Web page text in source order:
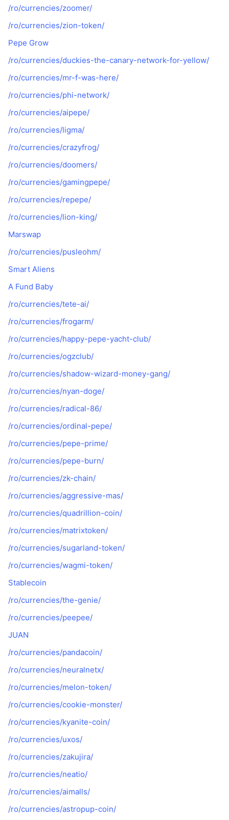
/ro/currencies/zoomer/
/ro/currencies/zion-token/
Pepe Grow
/ro/currencies/duckies-the-canary-network-for-yellow/
/ro/currencies/mr-f-was-here/
/ro/currencies/phi-network/
/ro/currencies/aipepe/
/ro/currencies/ligma/
/ro/currencies/crazyfrog/
/ro/currencies/doomers/
/ro/currencies/gamingpepe/
/ro/currencies/repepe/
/ro/currencies/lion-king/
Marswap
/ro/currencies/pusleohm/
Smart Aliens
A Fund Baby
/ro/currencies/tete-ai/
/ro/currencies/frogarm/
/ro/currencies/happy-pepe-yacht-club/
/ro/currencies/ogzclub/
/ro/currencies/shadow-wizard-money-gang/
/ro/currencies/nyan-doge/
/ro/currencies/radical-86/
/ro/currencies/ordinal-pepe/
/ro/currencies/pepe-prime/
/ro/currencies/pepe-burn/
/ro/currencies/zk-chain/
/ro/currencies/aggressive-mas/
/ro/currencies/quadrillion-coin/
/ro/currencies/matrixtoken/
/ro/currencies/sugarland-token/
/ro/currencies/wagmi-token/
Stablecoin
/ro/currencies/the-genie/
/ro/currencies/peepee/
JUAN
/ro/currencies/pandacoin/
/ro/currencies/neuralnetx/
/ro/currencies/melon-token/
/ro/currencies/cookie-monster/
/ro/currencies/kyanite-coin/
/ro/currencies/uxos/
/ro/currencies/zakujira/
/ro/currencies/neatio/
/ro/currencies/aimalls/
/ro/currencies/astropup-coin/